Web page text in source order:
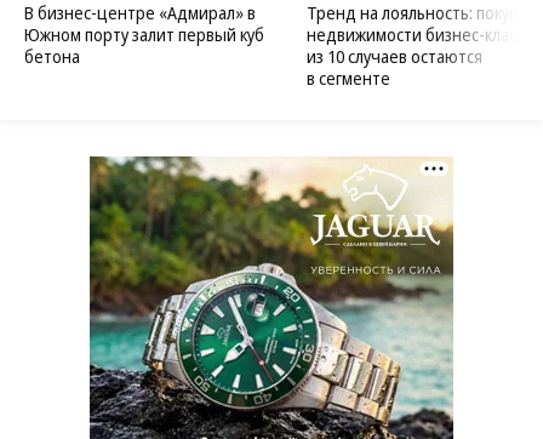
В бизнес-центре «Адмирал» в
Южном порту залит первый куб
бетона
Тренд на лояльность:
недвижимости бизнес-класса
из 10 случаев остаются
в сегменте